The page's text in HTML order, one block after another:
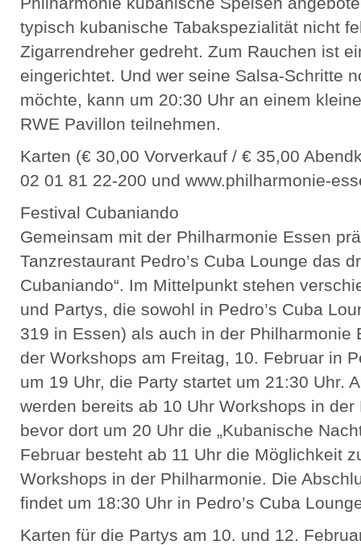
typisch kubanische Tabakspezialität nicht
Zigarrendreher gedreht. Zum Rauchen ist
eingerichtet. Und wer seine Salsa-Schritte
möchte, kann um 20:30 Uhr an einem
RWE Pavillon teilnehmen.
Karten (€ 30,00 Vorverkauf / € 35,00
02 01 81 22-200 und www.philharmonie-
Festival Cubaniando
Gemeinsam mit der Philharmonie Essen
Tanzrestaurant Pedro’s Cuba Lounge das
Cubaniando“. Im Mittelpunkt stehen
und Partys, die sowohl in Pedro’s Cuba
319 in Essen) als auch in der Philharmonie
der Workshops am Freitag, 10. Februar in
um 19 Uhr, die Party startet um 21:30 Uhr.
werden bereits ab 10 Uhr Workshops in
bevor dort um 20 Uhr die „Kubanische
Februar besteht ab 11 Uhr die Möglichkeit
Workshops in der Philharmonie. Die
findet um 18:30 Uhr in Pedro’s Cuba
Karten für die Partys am 10. und 12.